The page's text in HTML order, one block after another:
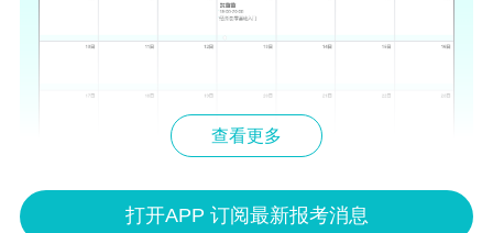
查看更多
打开APP 订阅最新报考消息